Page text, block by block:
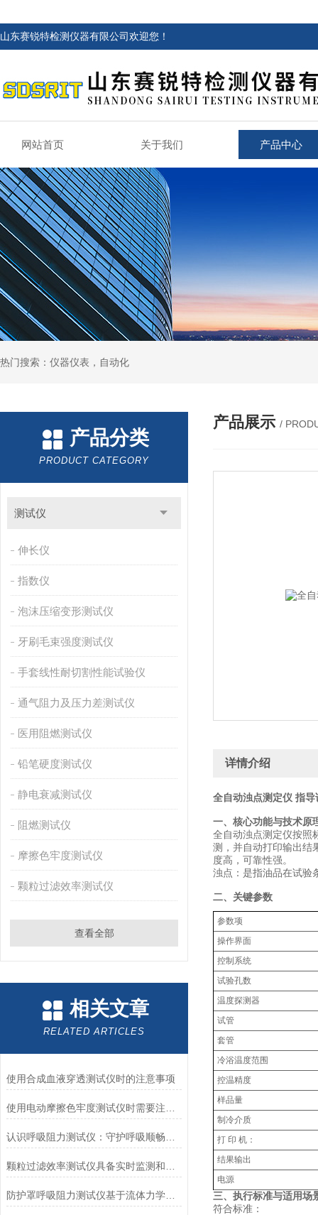
山东赛锐特检测仪器有限公司欢迎您！
网站首页 关于我们 产品中心
热门搜索：仪器仪表，自动化
产品分类
PRODUCT CATEGORY
测试仪
伸长仪
指数仪
泡沫压缩变形测试仪
牙刷毛束强度测试仪
手套线性耐切割性能试验仪
通气阻力及压力差测试仪
医用阻燃测试仪
铅笔硬度测试仪
静电衰减测试仪
阻燃测试仪
摩擦色牢度测试仪
颗粒过滤效率测试仪
查看全部
相关文章
RELATED ARTICLES
使用合成血液穿透测试仪时的注意事项
防护罩呼吸阻力测试仪基于流体力学与压力传感技术
产品展示 /
详情介绍
全自动浊点测定仪 指导
一、核心功能与技术原
全自动浊点测定仪按照
测，并自动打印输出结
度高，可靠性强。
浊点：是指油品在试验
‌二、关键参数‌
‌参数项‌
操作界面
控制系统
试验孔数
温度探测器
试管
套管
冷浴温度范围
控温精度
样品量
制冷介质
打 印 机：
结果输出
电源
三、执行标准与适用场
符合标准：